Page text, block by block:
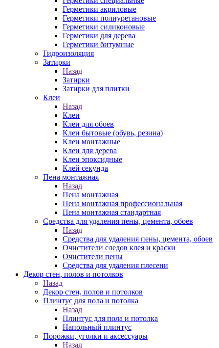
Герметики акриловые
Герметики полиуретановые
Герметики силиконовые
Герметики для дерева
Герметики битумные
Гидроизоляция
Затирки
Назад
Затирки
Затирки для плитки
Клеи
Назад
Клеи
Клеи для обоев
Клеи бытовые (обувь, резина)
Клеи монтажные
Клеи для дерева
Клеи эпоксидные
Клей секунда
Пена монтажная
Назад
Пена монтажная
Пена монтажная профессиональная
Пена монтажная стандартная
Средства для удаления пены, цемента, обоев
Назад
Средства для удаления пены, цемента, обоев
Очистители следов клея и краски
Очистители пены
Средства для удаления плесени
Декор стен, полов и потолков
Назад
Декор стен, полов и потолков
Плинтус для пола и потолка
Назад
Плинтус для пола и потолка
Напольный плинтус
Порожки, уголки и аксессуары
Назад